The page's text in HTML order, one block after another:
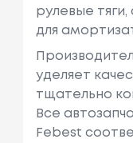
рулевые
для
уделяет
тщательно
Все
Febest